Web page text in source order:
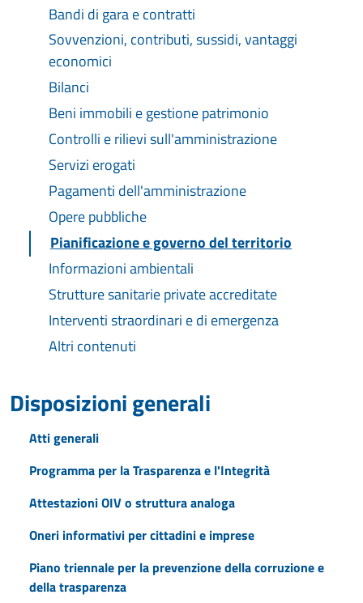
Bandi di gara e contratti
Sovvenzioni, contributi, sussidi, vantaggi
economici
Bilanci
Beni immobili e gestione patrimonio
Controlli e rilievi sull'amministrazione
Servizi erogati
Pagamenti dell'amministrazione
Opere pubbliche
Pianificazione e governo del territorio
Informazioni ambientali
Strutture sanitarie private accreditate
Interventi straordinari e di emergenza
Altri contenuti
Disposizioni generali
Atti generali
Programma per la Trasparenza e l'Integrità
Attestazioni OIV o struttura analoga
Oneri informativi per cittadini e imprese
Piano triennale per la prevenzione della corruzione e
della trasparenza